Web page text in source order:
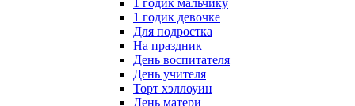
1 годик мальчику
1 годик девочке
Для подростка
На праздник
День воспитателя
День учителя
Торт хэллоуин
День матери